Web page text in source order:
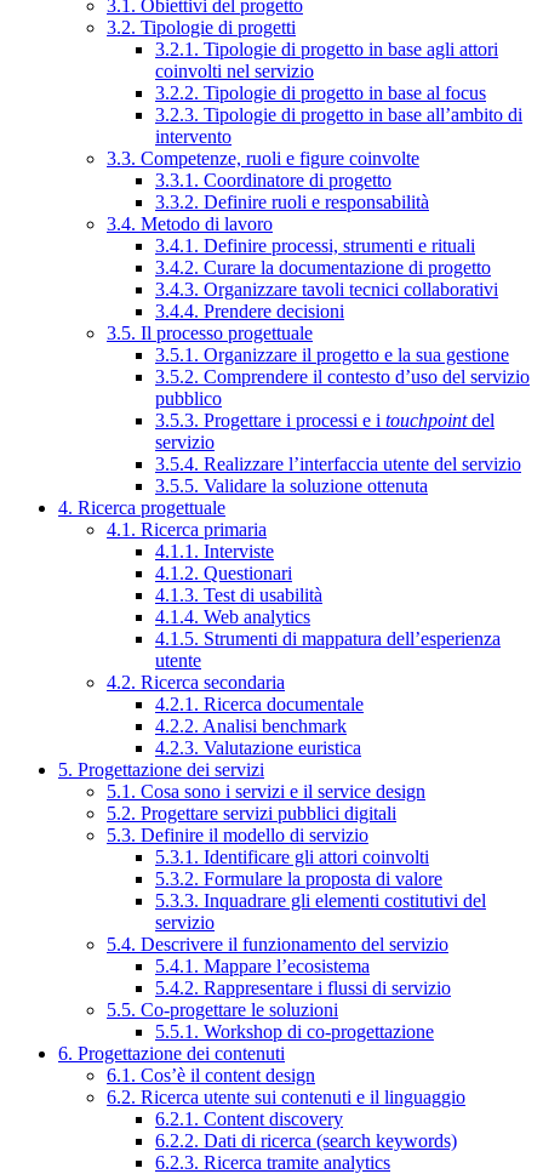
3.1. Obiettivi del progetto
3.2. Tipologie di progetti
3.2.1. Tipologie di progetto in base agli attori
coinvolti nel servizio
3.2.2. Tipologie di progetto in base al focus
3.2.3. Tipologie di progetto in base all’ambito di
intervento
3.3. Competenze, ruoli e figure coinvolte
3.3.1. Coordinatore di progetto
3.3.2. Definire ruoli e responsabilità
3.4. Metodo di lavoro
3.4.1. Definire processi, strumenti e rituali
3.4.2. Curare la documentazione di progetto
3.4.3. Organizzare tavoli tecnici collaborativi
3.4.4. Prendere decisioni
3.5. Il processo progettuale
3.5.1. Organizzare il progetto e la sua gestione
3.5.2. Comprendere il contesto d’uso del servizio
pubblico
3.5.3. Progettare i processi e i touchpointdel
servizio
3.5.4. Realizzare l’interfaccia utente del servizio
3.5.5. Validare la soluzione ottenuta
4. Ricerca progettuale
4.1. Ricerca primaria
4.1.1. Interviste
4.1.2. Questionari
4.1.3. Test di usabilità
4.1.4. Web analytics
4.1.5. Strumenti di mappatura dell’esperienza
utente
4.2. Ricerca secondaria
4.2.1. Ricerca documentale
4.2.2. Analisi benchmark
4.2.3. Valutazione euristica
5. Progettazione dei servizi
5.1. Cosa sono i servizi e il service design
5.2. Progettare servizi pubblici digitali
5.3. Definire il modello di servizio
5.3.1. Identificare gli attori coinvolti
5.3.2. Formulare la proposta di valore
5.3.3. Inquadrare gli elementi costitutivi del
servizio
5.4. Descrivere il funzionamento del servizio
5.4.1. Mappare l’ecosistema
5.4.2. Rappresentare i flussi di servizio
5.5. Co-progettare le soluzioni
5.5.1. Workshop di co-progettazione
6. Progettazione dei contenuti
6.1. Cos’è il content design
6.2. Ricerca utente sui contenuti e il linguaggio
6.2.1. Content discovery
6.2.2. Dati di ricerca (search keywords)
6.2.3. Ricerca tramite analytics